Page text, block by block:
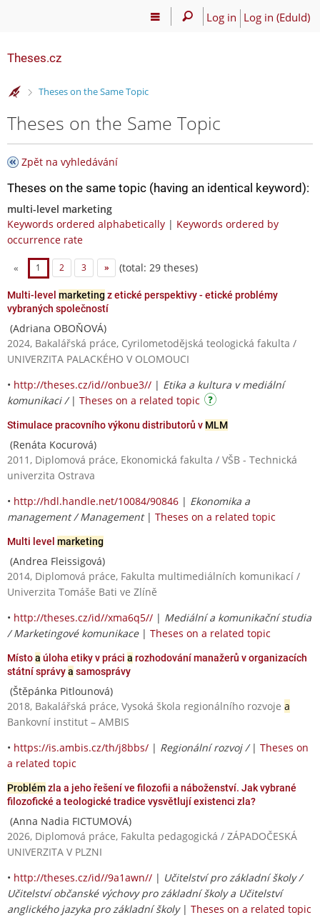
Log in Log in (EduId)
Theses.cz
>
Theses on the Same Topic
Theses on the Same Topic
Zpět na vyhledávání
Theses on the same topic (having an identical keyword):
multi-level marketing
Keywords ordered alphabetically | Keywords ordered by
occurrence rate
« 1 2 3 » (total: 29 theses)
Multi-level marketing z etické perspektivy - etické problémy
vybraných společností
(Adriana OBOŇOVÁ)
2024, Bakalářská práce, Cyrilometodějská teologická fakulta /
UNIVERZITA PALACKÉHO V OLOMOUCI
• http://theses.cz/id//onbue3// | Etika a kultura v mediální
komunikaci / | Theses on a related topic
Stimulace pracovního výkonu distributorů v MLM
(Renáta Kocurová)
2011, Diplomová práce, Ekonomická fakulta / VŠB - Technická
univerzita Ostrava
• http://hdl.handle.net/10084/90846 | Ekonomika a
management / Management| Theses on a related topic
Multi level marketing
(Andrea Fleissigová)
2014, Diplomová práce, Fakulta multimediálních komunikací /
Univerzita Tomáše Bati ve Zlíně
• http://theses.cz/id//xma6q5// | Mediální a komunikační studia
/ Marketingové komunikace| Theses on a related topic
Místoa úloha etiky v práci a rozhodování manažerů v organizacích
státní správya samosprávy
(Štěpánka Pitlounová)
2018, Bakalářská práce, Vysoká škola regionálního rozvoje a
Bankovní institut – AMBIS
• https://is.ambis.cz/th/j8bbs/ | Regionální rozvoj / | Theses on
a related topic
Problémzla a jeho řešení ve filozofii a náboženství. Jak vybrané
filozofické a teologické tradice vysvětlují existenci zla?
(Anna Nadia FICTUMOVÁ)
2026, Diplomová práce, Fakulta pedagogická / ZÁPADOČESKÁ
UNIVERZITA V PLZNI
• http://theses.cz/id//9a1awn// | Učitelství pro základní školy /
Učitelství občanské výchovy pro základní školy a Učitelství
anglického jazyka pro základní školy| Theses on a related topic